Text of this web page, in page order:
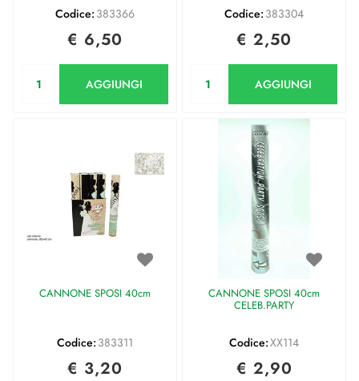
Codice: 383366
€ 6,50
AGGIUNGI
Codice: 383304
€ 2,50
AGGIUNGI
CANNONE SPOSI 40cm
Codice: 383311
€ 3,20
CANNONE SPOSI 40cm
CELEB.PARTY
Codice:XX114
€ 2,90